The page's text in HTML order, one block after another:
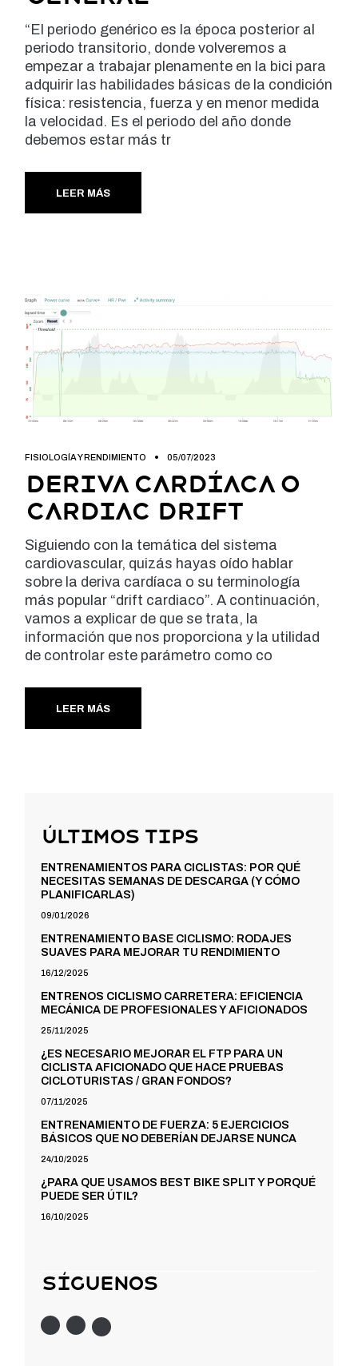
“El periodo genérico es la época posterior al
periodo transitorio, donde volveremos a
empezar a trabajar plenamente en la bici para
adquirir las habilidades básicas de la condición
física: resistencia, fuerza y en menor medida
la velocidad. Es el periodo del año donde
debemos estar más tr
LEER MÁS
FISIOLOGÍA Y RENDIMIENTO 05/07/2023
Deriva cardíaca o
cardiac drift
Siguiendo con la temática del sistema
cardiovascular, quizás hayas oído hablar
sobre la deriva cardíaca o su terminología
más popular “drift cardiaco”. A continuación,
vamos a explicar de que se trata, la
información que nos proporciona y la utilidad
de controlar este parámetro como co
LEER MÁS
Últimos Tips
ENTRENAMIENTOS PARA CICLISTAS: POR QUÉ
NECESITAS SEMANAS DE DESCARGA (Y CÓMO
PLANIFICARLAS)
09/01/2026
ENTRENAMIENTO BASE CICLISMO: RODAJES
SUAVES PARA MEJORAR TU RENDIMIENTO
16/12/2025
ENTRENOS CICLISMO CARRETERA: EFICIENCIA
MECÁNICA DE PROFESIONALES Y AFICIONADOS
25/11/2025
¿ES NECESARIO MEJORAR EL FTP PARA UN
CICLISTA AFICIONADO QUE HACE PRUEBAS
CICLOTURISTAS / GRAN FONDOS?
07/11/2025
ENTRENAMIENTO DE FUERZA: 5 EJERCICIOS
BÁSICOS QUE NO DEBERÍAN DEJARSE NUNCA
24/10/2025
¿PARA QUE USAMOS BEST BIKE SPLIT Y PORQUÉ
PUEDE SER ÚTIL?
16/10/2025
Síguenos
Instagram
TwitterFacebook